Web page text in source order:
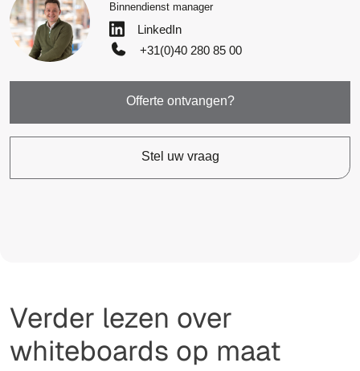
Binnendienst manager
LinkedIn
+31(0)40 280 85 00
Offerte ontvangen?
Stel uw vraag
Verder lezen over
whiteboards op maat